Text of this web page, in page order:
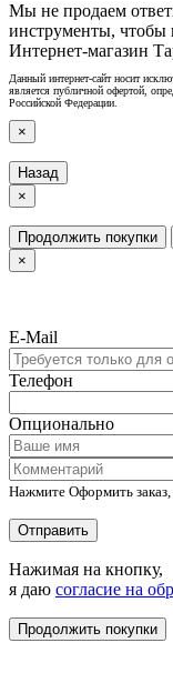
Мы не продаем
инструменты, чтобы
Интернет-магазин
Данный интернет-сайт носит
является публичной офертой,
Российской Федерации.
×
Назад
×
Продолжить покупки
×
E-Mail
Телефон
Опционально
Нажмите Оформить
Отправить
Нажимая на кнопку,
я даю согласие на
Продолжить покупки